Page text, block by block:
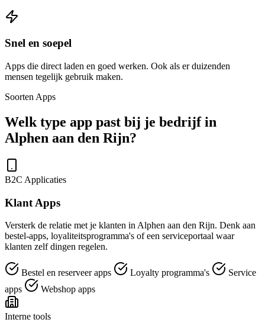
Snel en soepel
Apps die direct laden en goed werken. Ook als er duizenden
mensen tegelijk gebruik maken.
Soorten Apps
Welk type app past bij je bedrijf in
Alphen aan den Rijn?
B2C Applicaties
Klant Apps
Versterk de relatie met je klanten in Alphen aan den Rijn. Denk aan
bestel-apps, loyaliteitsprogramma's of een serviceportaal waar
klanten zelf dingen regelen.
Bestel en reserveer apps Loyalty programma's
Service
apps
Webshop apps
Interne tools